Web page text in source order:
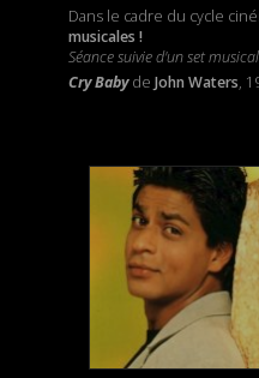
Dans le cadre du cycle
musicales !
Séance suivie d'un set musical
Cry Babyde John Waters,